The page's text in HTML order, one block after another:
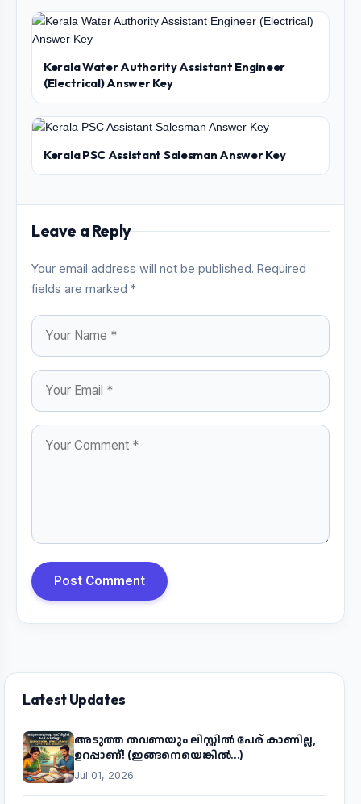
Kerala Water Authority Assistant Engineer
(Electrical) Answer Key
Kerala PSC Assistant Salesman Answer Key
Leave a Reply
Your email address will not be published. Required
fields are marked *
Post Comment
Latest Updates
അടുത്ത തവണയും ലിസ്റ്റിൽ പേര് കാണില്ല,
ഉറപ്പാണ്! (ഇങ്ങനെയെങ്കിൽ...)
Jul 01, 2026